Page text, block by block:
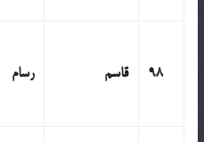
98 قاسم رسام